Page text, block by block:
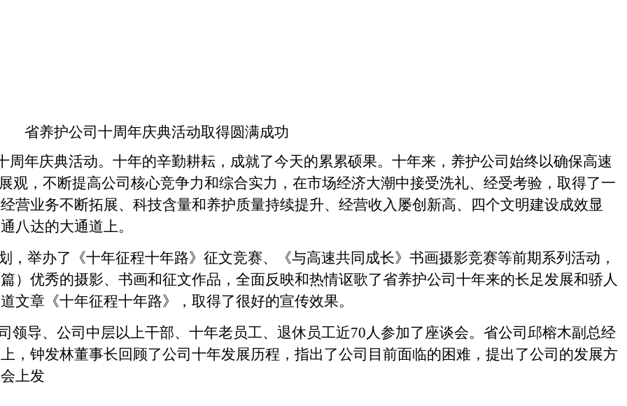
省养护公司十周年庆典活动取得圆满成功
周年庆典活动。十年的辛勤耕耘，成就了今天的累累硕果。十年来，养护公司始终以确保高速
观，不断提高公司核心竞争力和综合实力，在市场经济大潮中接受洗礼、经受考验，取得了一
营业务不断拓展、科技含量和养护质量持续提升、经营收入屡创新高、四个文明建设成效显
八达的大通道上。
，举办了《十年征程十年路》征文竞赛、《与高速共同成长》书画摄影竞赛等前期系列活动，
）优秀的摄影、书画和征文作品，全面反映和热情讴歌了省养护公司十年来的长足发展和骄人
文章《十年征程十年路》，取得了很好的宣传效果。
领导、公司中层以上干部、十年老员工、退休员工近70人参加了座谈会。省公司邱榕木副总经
，钟发林董事长回顾了公司十年发展历程，指出了公司目前面临的困难，提出了公司的发展方
上发